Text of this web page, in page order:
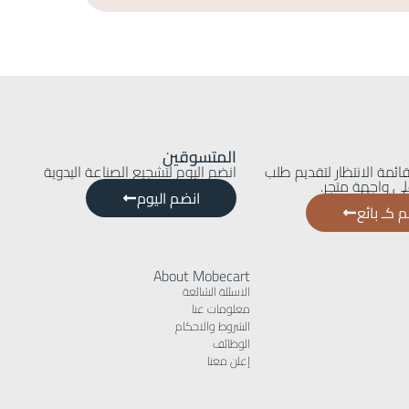
الانتظار لتقديم طلب
واجهة متجر.
كـ بائع
المتسوقين
انضم اليوم لتشجيع الصناعة اليدوية
انضم اليوم
About Mobecart
الاسئلة الشائعة
معلومات عنا
الشروط والاحكام
الوظائف
إعلن معنا